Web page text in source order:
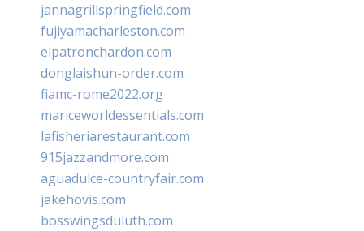
jannagrillspringfield.com
fujiyamacharleston.com
elpatronchardon.com
donglaishun-order.com
fiamc-rome2022.org
mariceworldessentials.com
lafisheriarestaurant.com
915jazzandmore.com
aguadulce-countryfair.com
jakehovis.com
bosswingsduluth.com